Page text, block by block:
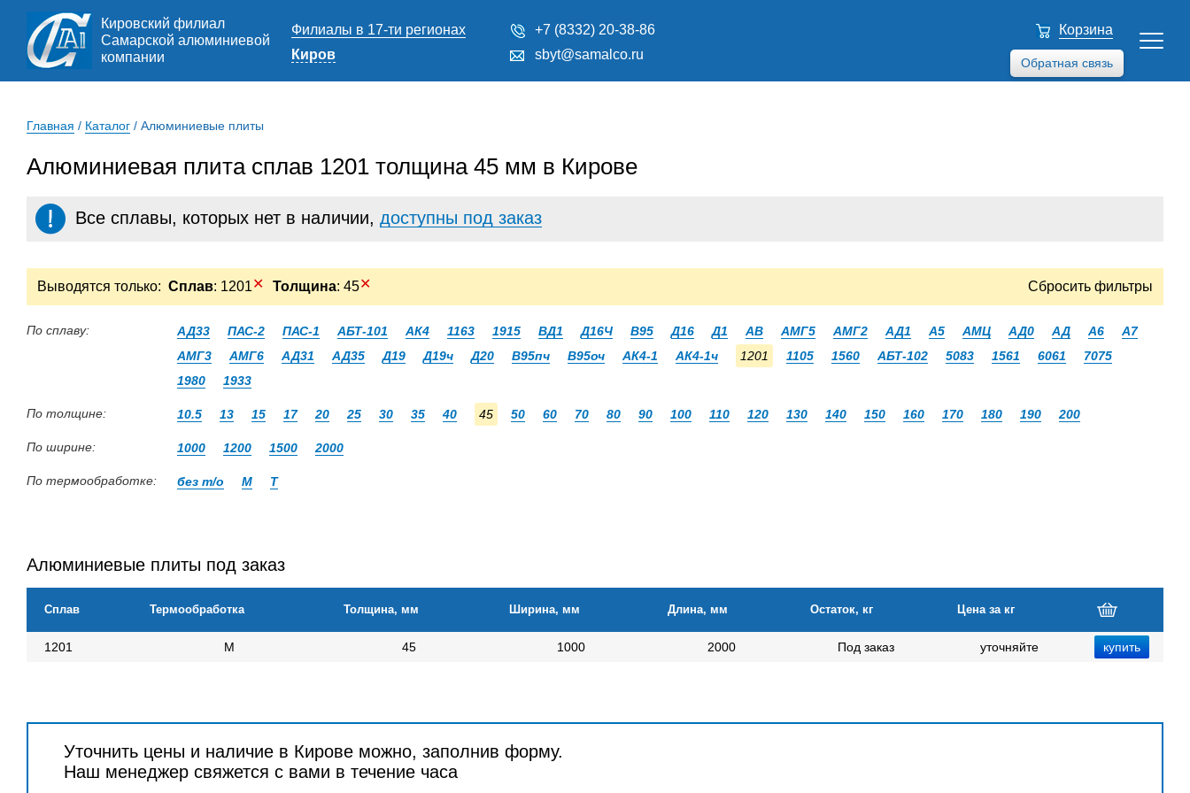
Кировский филиал
Самарской алюминиевой
компании
Филиалы в 17-ти регионах
Киров
+7 (8332) 20-38-86
sbyt@samalco.ru
Обратная связь
Корзина
Главная / Каталог / Алюминиевые плиты
Алюминиевая плита сплав 1201 толщина 45 мм в Кирове
Все сплавы, которых нет в наличии, доступны под заказ
Выводятся только: Сплав: 1201✕ Толщина: 45✕ Сбросить фильтры
По сплаву: АД33 ПАС-2 ПАС-1 АБТ-101 АК4 1163 1915 ВД1 Д16Ч В95 Д16 Д1 АВ АМГ5 АМГ2 АД1 А5 АМЦ АД0 АД А6
А7
АМГ3
АМГ6 АД31 АД35 Д19 Д19ч Д20 В95пч В95оч АК4-1 АК4-1ч 1201 1105 1560 АБТ-102 5083 1561 6061
7075
1980
1933
По толщине: 10.5 13 15 17 20 25 30 35 40 45 50 60 70 80 90 100 110 120 130 140 150 160 170 180 190 200
По ширине: 1000 1200 1500 2000
По термообработке: без т/о М Т
Алюминиевые плиты под заказ
Сплав Термообработка Толщина, мм Ширина, мм Длина, мм Остаток, кг Цена за кг
1201 М 45 1000 2000 Под заказ уточняйте
Уточнить цены и наличие в Кирове можно, заполнив форму.
Наш менеджер свяжется с вами в течение часа